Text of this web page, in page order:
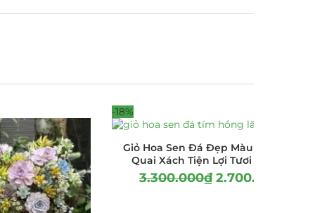
-18%
Giỏ Hoa Sen Đá Đẹp Màu Tím Hồng
Quai Xách Tiện Lợi Tươi Bền Lâu
3.300.000₫ 2.700.000